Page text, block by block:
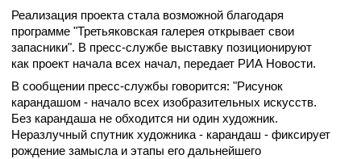
Реализация проекта стала возможной благодаря
программе "Третьяковская галерея открывает свои
запасники". В пресс-службе выставку позиционируют
как проект начала всех начал, передает РИА Новости.
В сообщении пресс-службы говорится: "Рисунок
карандашом - начало всех изобразительных искусств.
Без карандаша не обходится ни один художник.
Неразлучный спутник художника - карандаш - фиксирует
рождение замысла и этапы его дальнейшего